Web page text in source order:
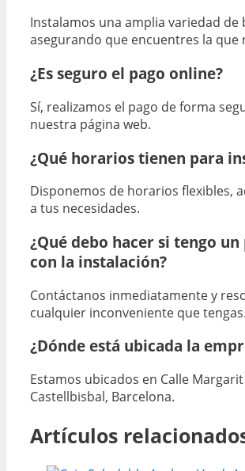
Instalamos una amplia variedad de
asegurando que encuentres la que
¿Es seguro el pago online?
Sí, realizamos el pago de forma
nuestra página web.
¿Qué horarios tienen para
Disponemos de horarios flexibles,
a tus necesidades.
¿Qué debo hacer si tengo
con la instalación?
Contáctanos inmediatamente y
cualquier inconveniente que tengas.
¿Dónde está ubicada la
Estamos ubicados en Calle Margarit
Castellbisbal, Barcelona.
Artículos